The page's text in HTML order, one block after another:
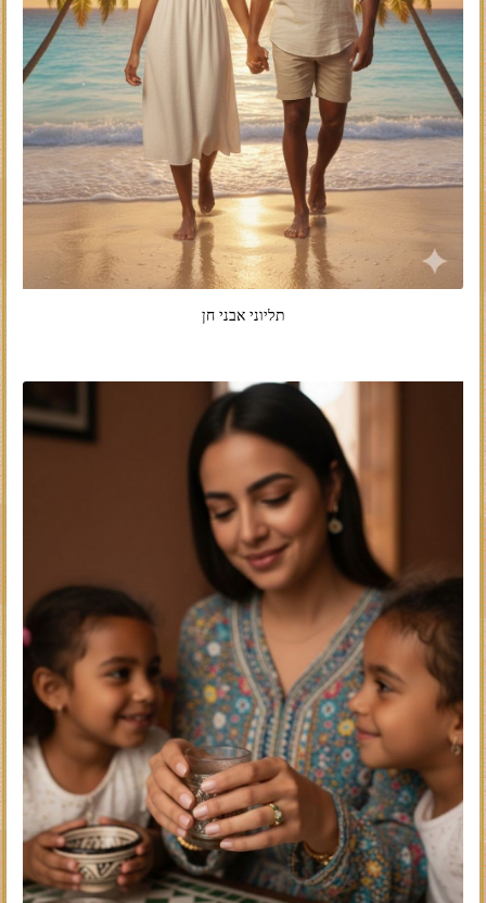
תליוני אבני חן